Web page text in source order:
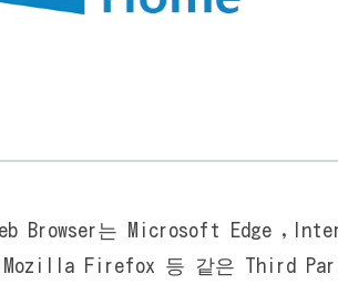
Browser는 Microsoft Edge
Firefox 등 같은 Third